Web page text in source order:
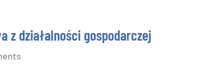
z działalności gospodarczej